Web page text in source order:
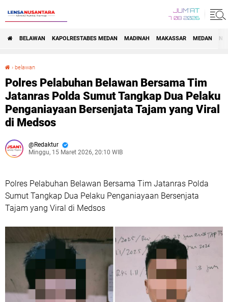
JUM'AT
7 08 2026
BELAWAN KAPOLRESTABES MEDAN MADINAH MAKASSAR MEDAN
› belawan
Polres Pelabuhan Belawan Bersama Tim
Jatanras Polda Sumut Tangkap Dua Pelaku
Penganiayaan Bersenjata Tajam yang Viral
di Medsos
Redaktur
Minggu, 15 Maret 2026, 20:10 WIB
Polres Pelabuhan Belawan Bersama Tim Jatanras Polda
Sumut Tangkap Dua Pelaku Penganiayaan Bersenjata
Tajam yang Viral di Medsos